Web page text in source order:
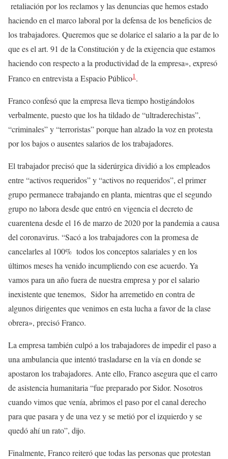
retaliación por los reclamos y las denuncias que hemos estado
haciendo en el marco laboral por la defensa de los beneficios de
los trabajadores. Queremos que se dolarice el salario a la par de lo
que es el art. 91 de la Constitución y de la exigencia que estamos
haciendo con respecto a la productividad de la empresa», expresó
Franco en entrevista a Espacio Público1.
Franco confesó que la empresa lleva tiempo hostigándolos
verbalmente, puesto que los ha tildado de “ultraderechistas”,
“criminales” y “terroristas” porque han alzado la voz en protesta
por los bajos o ausentes salarios de los trabajadores.
El trabajador precisó que la siderúrgica dividió a los empleados
entre “activos requeridos” y “activos no requeridos”, el primer
grupo permanece trabajando en planta, mientras que el segundo
grupo no labora desde que entró en vigencia el decreto de
cuarentena desde el 16 de marzo de 2020 por la pandemia a causa
del coronavirus. “Sacó a los trabajadores con la promesa de
cancelarles al 100% todos los conceptos salariales y en los
últimos meses ha venido incumpliendo con ese acuerdo. Ya
vamos para un año fuera de nuestra empresa y por el salario
inexistente que tenemos, Sidor ha arremetido en contra de
algunos dirigentes que venimos en esta lucha a favor de la clase
obrera», precisó Franco.
La empresa también culpó a los trabajadores de impedir el paso a
una ambulancia que intentó trasladarse en la vía en donde se
apostaron los trabajadores. Ante ello, Franco asegura que el carro
de asistencia humanitaria “fue preparado por Sidor. Nosotros
cuando vimos que venía, abrimos el paso por el canal derecho
para que pasara y de una vez y se metió por el izquierdo y se
quedó ahí un rato”, dijo.
Finalmente, Franco reiteró que todas las personas que protestan